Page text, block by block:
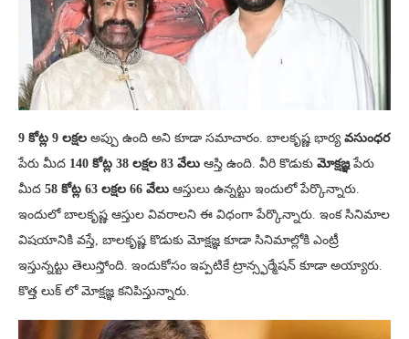
9 కోట్ల 9 లక్షల అప్పు ఉంది అని కూడా సమాచారం. బాలకృష్ణ భార్య వసుంధర
పేరు మీద 140 కోట్ల 38 లక్షల 83 వేలు ఆస్తి ఉంది. వీరి కొడుకు మోక్షజ్ఞపేరు
మీద 58 కోట్ల 63 లక్షల 66 వేలు ఆస్తులు ఉన్నట్టు ఇందులో పేర్కొన్నారు.
ఇందులో బాలకృష్ణ ఆస్తుల వివరాలని ఈ విధంగా పేర్కొన్నారు. ఇంక సినిమాల
విషయానికి వస్తే, బాలకృష్ణ కొడుకు మోక్షజ్ఞ కూడా సినిమాల్లోకి ఎంట్రీ
ఇస్తున్నట్టు తెలుస్తోంది. ఇందుకోసం ఇప్పటికే ట్రాన్స్ఫర్మేషన్ కూడా అయ్యారు.
కొత్త లుక్ లో మోక్షజ్ఞ కనిపిస్తున్నారు.